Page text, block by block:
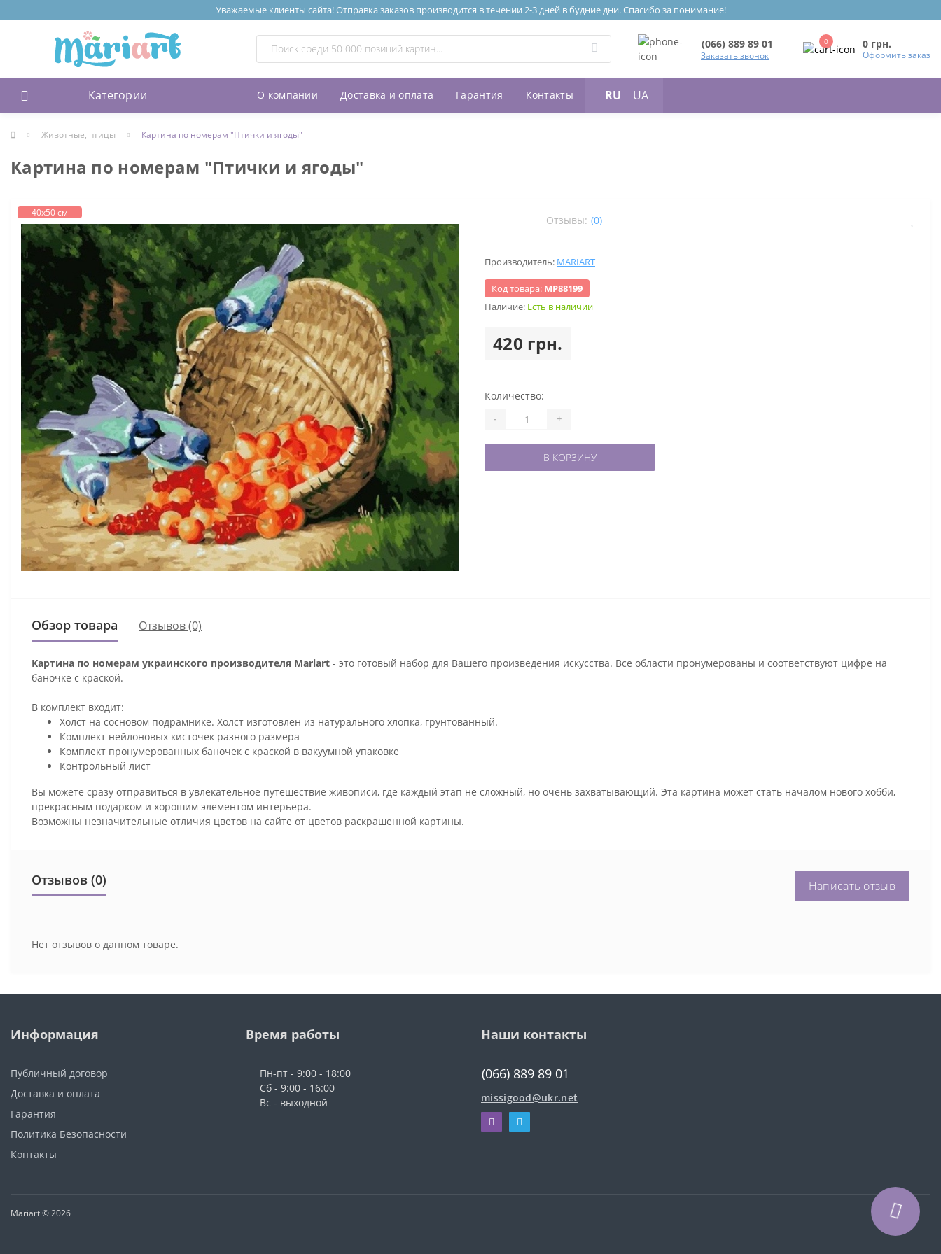
Уважаемые клиенты сайта! Отправка заказов производится в течении 2-3 дней в будние дни. Спасибо за понимание!
(066) 889 89 01
Заказать звонок
0 0 грн.
Оформить заказ
Категории О компании Доставка и оплата Гарантия Контакты RU UA
Животные, птицы Картина по номерам "Птички и ягоды"
Картина по номерам "Птички и ягоды"
40х50 см
Отзывы: (0)
Производитель: MARIART
Код товара: МР88199
Наличие: Есть в наличии
420 грн.
Количество:
- +
В КОРЗИНУ
Обзор товара Отзывов (0)
Картина по номерам украинского производителя Mariart - это готовый набор для Вашего произведения искусства. Все области пронумерованы и соответствуют цифре на
баночке с краской.
В комплект входит:
Холст на сосновом подрамнике. Холст изготовлен из натурального хлопка, грунтованный.
Комплект нейлоновых кисточек разного размера
Комплект пронумерованных баночек с краской в вакуумной упаковке
Контрольный лист
Вы можете сразу отправиться в увлекательное путешествие живописи, где каждый этап не сложный, но очень захватывающий. Эта картина может стать началом нового хобби,
прекрасным подарком и хорошим элементом интерьера.
Возможны незначительные отличия цветов на сайте от цветов раскрашенной картины.
Отзывов (0) Написать отзыв
Нет отзывов о данном товаре.
Информация
Публичный договор
Доставка и оплата
Гарантия
Политика Безопасности
Контакты
Время работы
Пн-пт - 9:00 - 18:00
Сб - 9:00 - 16:00
Вс - выходной
Наши контакты
(066) 889 89 01
missigood@ukr.net
Mariart © 2026